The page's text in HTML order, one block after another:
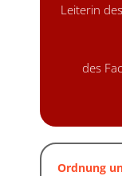
Leiterin
des
Ordnung